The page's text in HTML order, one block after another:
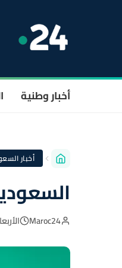
أخبار وطنية
أخبار
Maroc24 الأربعاء، 4 أكتوبر